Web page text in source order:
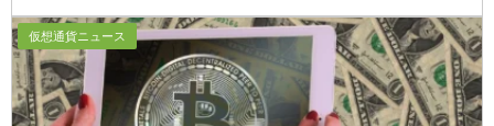
仮想通貨ニュース